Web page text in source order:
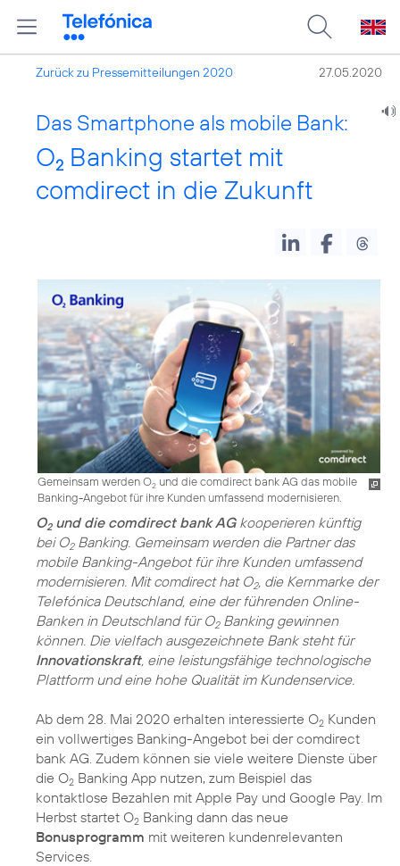
Zurück zu Pressemitteilungen 2020 27.05.2020
Das Smartphone als mobile Bank:
O2 Banking startet mit
comdirect in die Zukunft
Gemeinsam werden O2 und die comdirect bank AG das mobile
Banking-Angebot für ihre Kunden umfassend modernisieren.
O2und die comdirect bank AGkooperieren künftig
bei O2Banking. Gemeinsam werden die Partner das
mobile Banking-Angebot für ihre Kunden umfassend
modernisieren. Mit comdirect hat O2, die Kernmarke der
Telefónica Deutschland, eine der führenden Online-
Banken in Deutschland für O2Banking gewinnen
können. Die vielfach ausgezeichnete Bank steht für
Innovationskraft, eine leistungsfähige technologische
Plattform und eine hohe Qualität im Kundenservice.
Ab dem 28. Mai 2020 erhalten interessierte O2 Kunden
ein vollwertiges Banking-Angebot bei der comdirect
bank AG. Zudem können sie viele weitere Dienste über
die O2 Banking App nutzen, zum Beispiel das
kontaktlose Bezahlen mit Apple Pay und Google Pay. Im
Herbst startet O2 Banking dann das neue
Bonusprogramm mit weiteren kundenrelevanten
Services.